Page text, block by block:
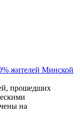
жителей Минской
прошедших
на